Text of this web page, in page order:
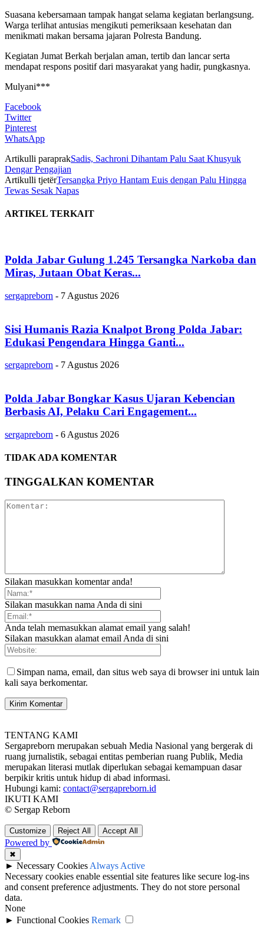
Suasana kebersamaan tampak hangat selama kegiatan berlangsung.
Warga terlihat antusias mengikuti pemeriksaan kesehatan dan
menikmati makan bersama jajaran Polresta Bandung.
Kegiatan Jumat Berkah berjalan aman, tertib dan lancar serta
mendapat respons positif dari masyarakat yang hadir, pungkasnya.
Mulyani***
Facebook
Twitter
Pinterest
WhatsApp
Artikulli paraprakSadis, Sachroni Dihantam Palu Saat Khusyuk
Dengar Pengajian
Artikulli tjetërTersangka Priyo Hantam Euis dengan Palu Hingga
Tewas Sesak Napas
ARTIKEL TERKAIT
Polda Jabar Gulung 1.245 Tersangka Narkoba dan
Miras, Jutaan Obat Keras...
sergapreborn - 7 Agustus 2026
Sisi Humanis Razia Knalpot Brong Polda Jabar:
Edukasi Pengendara Hingga Ganti...
sergapreborn - 7 Agustus 2026
Polda Jabar Bongkar Kasus Ujaran Kebencian
Berbasis AI, Pelaku Cari Engagement...
sergapreborn - 6 Agustus 2026
TIDAK ADA KOMENTAR
TINGGALKAN KOMENTAR
Silakan masukkan komentar anda!
Silakan masukkan nama Anda di sini
Anda telah memasukkan alamat email yang salah!
Silakan masukkan alamat email Anda di sini
Simpan nama, email, dan situs web saya di browser ini untuk lain
kali saya berkomentar.
TENTANG KAMI
Sergapreborn merupakan sebuah Media Nasional yang bergerak di
ruang jurnalistik, sebagai entitas pemberian ruang Publik, Media
merupakan literasi mutlak diperlukan sebagai kemampuan dasar
berpikir kritis untuk hidup di abad informasi.
Hubungi kami: contact@sergapreborn.id
IKUTI KAMI
© Sergap Reborn
Customize Reject All Accept All
Powered by
✖
► Necessary Cookies Always Active
Necessary cookies enable essential site features like secure log-ins
and consent preference adjustments. They do not store personal
data.
None
► Functional Cookies Remark